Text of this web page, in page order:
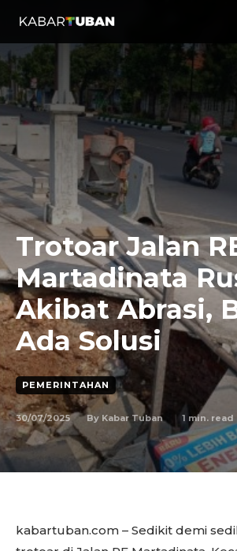
Trotoar Jalan
Martadinata
Akibat Abrasi,
Ada Solusi
PEMERINTAHAN
30/07/2025 By Kabar Tuban 1 min. read
kabartuban.com – Sedikit demi